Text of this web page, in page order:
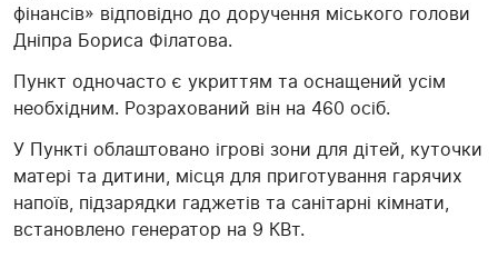
фінансів» відповідно до доручення міського голови
Дніпра Бориса Філатова.
Пункт одночасто є укриттям та оснащений усім
необхідним. Розрахований він на 460 осіб.
У Пункті облаштовано ігрові зони для дітей, куточки
матері та дитини, місця для приготування гарячих
напоїв, підзарядки гаджетів та санітарні кімнати,
встановлено генератор на 9 КВт.